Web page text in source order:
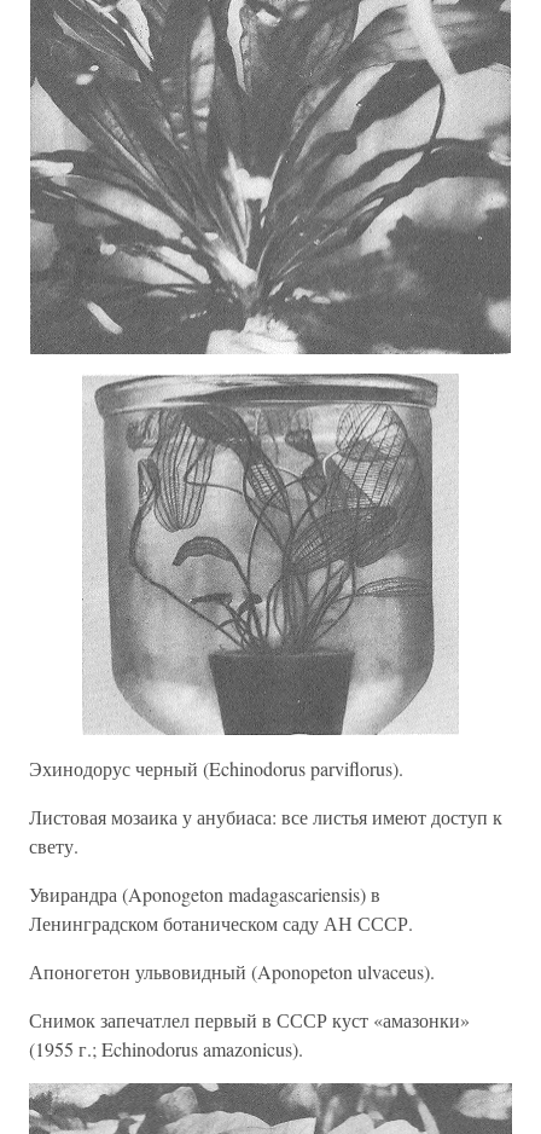
Эхинодорус черный (Echinodorus parviflorus).
Листовая мозаика у анубиаса: все листья имеют доступ к
свету.
Увирандра (Aponogeton madagascariensis) в
Ленинградском ботаническом саду АН СССР.
Апоногетон ульвовидный (Aponopeton ulvaceus).
Снимок запечатлел первый в СССР куст «амазонки»
(1955 г.; Echinodorus amazonicus).